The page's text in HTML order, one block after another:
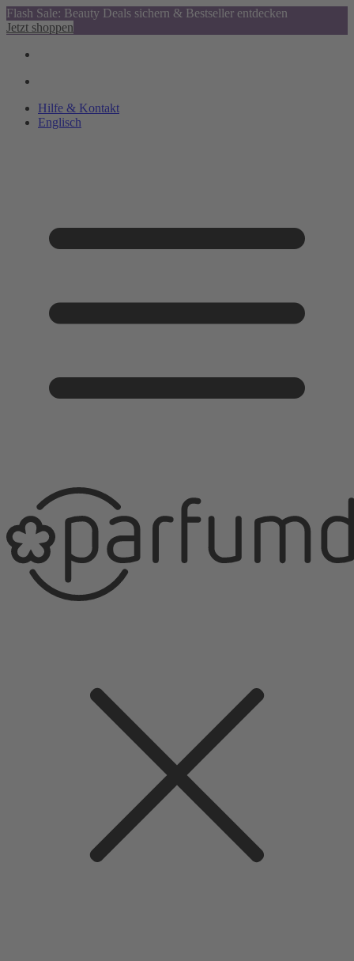
Flash Sale: Beauty Deals sichern & Bestseller entdecken
Jetzt shoppen
Hilfe & Kontakt
Englisch